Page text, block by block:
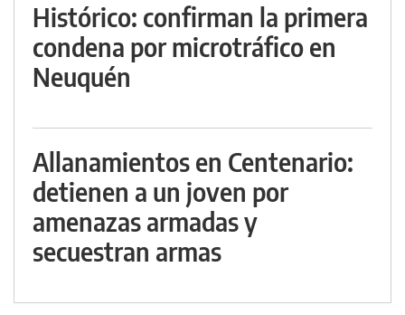
Histórico: confirman la primera
condena por microtráfico en
Neuquén
Allanamientos en Centenario:
detienen a un joven por
amenazas armadas y
secuestran armas